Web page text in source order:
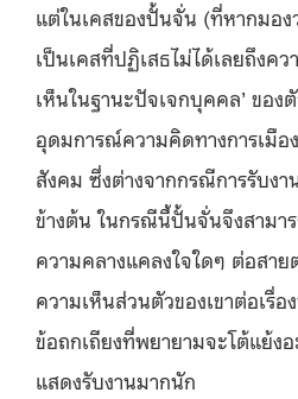
แต่ในเคสของปั้นจั่น (ที่หากมอ
เป็นเคสที่ปฏิเสธไม่ได้เลยถึงค
เห็นในฐานะปัจเจกบุคคล’ ขอ
อุดมการณ์ความคิดทางการเมือ
สังคม ซึ่งต่างจากกรณีการรับงา
ข้างต้น ในกรณีนี้ปั้นจั่นจึงสามา
ความคลางแคลงใจใดๆ ต่อสา
ความเห็นส่วนตัวของเขาต่อเรื่อ
ข้อถกเถียงที่พยายามจะโต้แย้ง
แสดงรับงานมากนัก